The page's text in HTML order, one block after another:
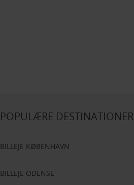
POPULÆRE DESTINATIONER
BILLEJE KØBENHAVN
BILLEJE ODENSE